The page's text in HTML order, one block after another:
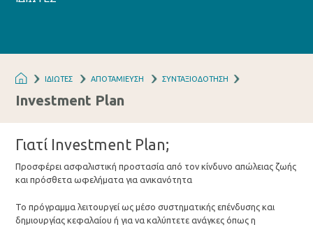
ΙΔΙΩΤΕΣ ΑΠΟΤΑΜΙΕΥΣΗ ΣΥΝΤΑΞΙΟΔΟΤΗΣΗ
Investment Plan
Γιατί Investment Plan;
Προσφέρει ασφαλιστική προστασία από τον κίνδυνο απώλειας ζωής
και πρόσθετα ωφελήματα για ανικανότητα
Το πρόγραμμα λειτουργεί ως μέσο συστηματικής επένδυσης και
δημιουργίας κεφαλαίου ή για να καλύπτετε ανάγκες όπως η